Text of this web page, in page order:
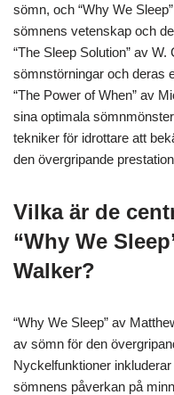
sömn, och “Why We
sömnens vetenskap och
“The Sleep Solution” av
sömnstörningar och deras
“The Power of When” av
sina optimala
tekniker för idrottare att
den övergripande
Vilka är de
“Why We
Walker?
“Why We Sleep” av
av sömn för den
Nyckelfunktioner
sömnens påverkan på